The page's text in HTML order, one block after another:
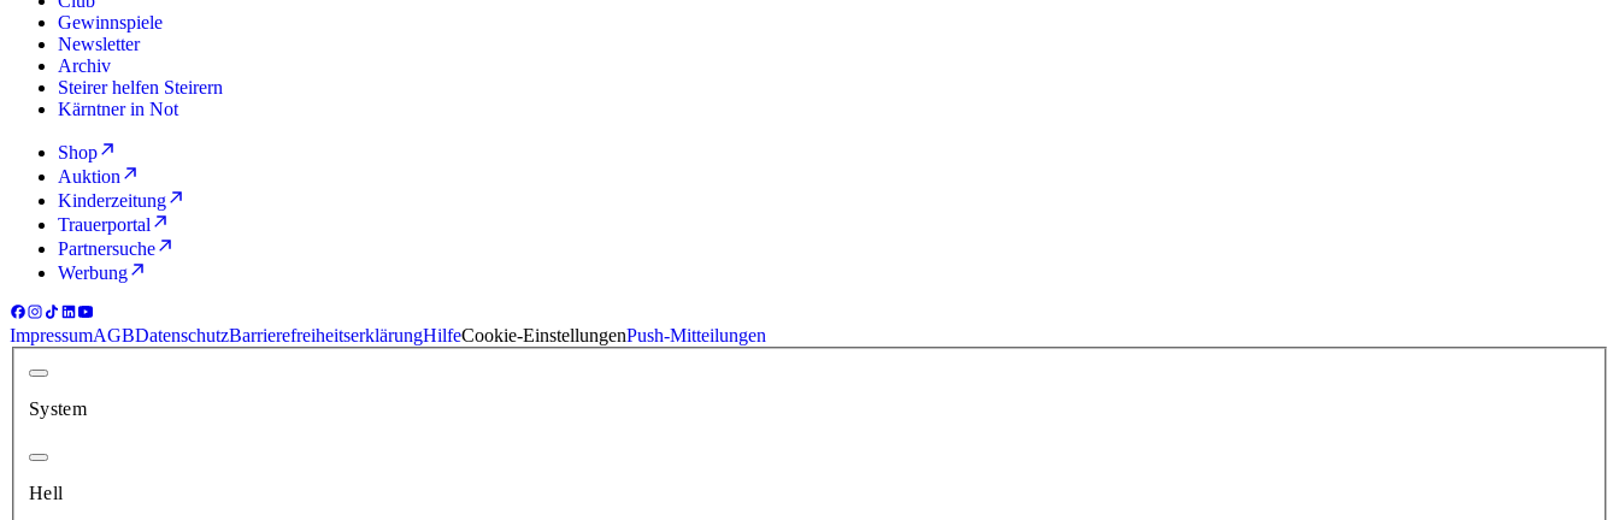
Gewinnspiele
Newsletter
Archiv
Steirer helfen Steirern
Kärntner in Not
Shop
Auktion
Kinderzeitung
Trauerportal
Partnersuche
Werbung
ImpressumAGBDatenschutzBarrierefreiheitserklärungHilfeCookie-EinstellungenPush-Mitteilungen
System
Hell